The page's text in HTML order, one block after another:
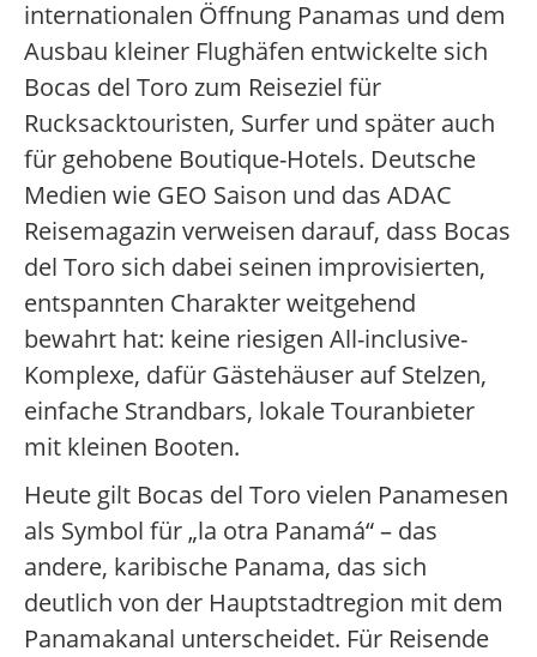
internationalen Öffnung Panamas und dem
Ausbau kleiner Flughäfen entwickelte sich
Bocas del Toro zum Reiseziel für
Rucksacktouristen, Surfer und später auch
für gehobene Boutique-Hotels. Deutsche
Medien wie GEO Saison und das ADAC
Reisemagazin verweisen darauf, dass Bocas
del Toro sich dabei seinen improvisierten,
entspannten Charakter weitgehend
bewahrt hat: keine riesigen All-inclusive-
Komplexe, dafür Gästehäuser auf Stelzen,
einfache Strandbars, lokale Touranbieter
mit kleinen Booten.
Heute gilt Bocas del Toro vielen Panamesen
als Symbol für „la otra Panamá“ – das
andere, karibische Panama, das sich
deutlich von der Hauptstadtregion mit dem
Panamakanal unterscheidet. Für Reisende